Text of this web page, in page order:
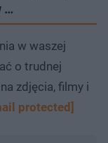
…
w waszej
o trudnej
zdjęcia, filmy i
protected]